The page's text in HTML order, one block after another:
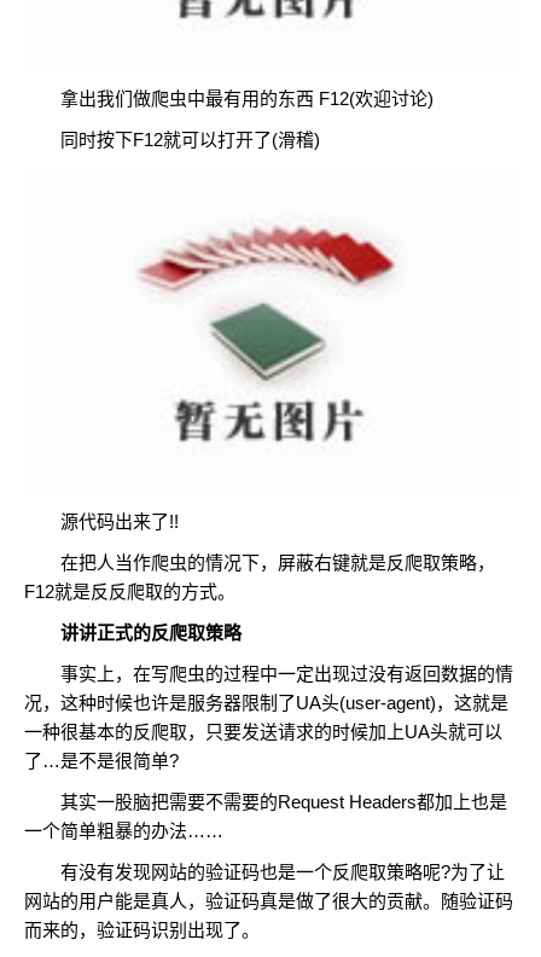
拿出我们做爬虫中最有用的东西 F12(欢迎讨论)
同时按下F12就可以打开了(滑稽)
源代码出来了!!
在把人当作爬虫的情况下，屏蔽右键就是反爬取策略，
F12就是反反爬取的方式。
讲讲正式的反爬取策略
事实上，在写爬虫的过程中一定出现过没有返回数据的情
况，这种时候也许是服务器限制了UA头(user-agent)，这就是
一种很基本的反爬取，只要发送请求的时候加上UA头就可以
了…是不是很简单?
其实一股脑把需要不需要的Request Headers都加上也是
一个简单粗暴的办法……
有没有发现网站的验证码也是一个反爬取策略呢?为了让
网站的用户能是真人，验证码真是做了很大的贡献。随验证码
而来的，验证码识别出现了。